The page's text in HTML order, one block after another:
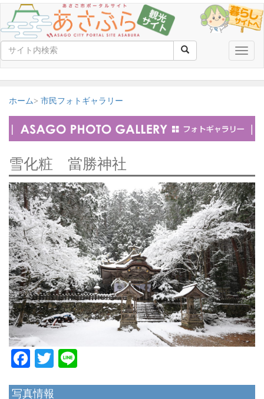
Toggle
ホーム 市民フォトギャラリー
雪化粧 當勝神社
Facebook
Twitter
写真情報